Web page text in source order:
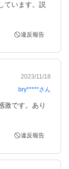
ています。説
違反報告
2023/11/18
bry*****さん
激です。あり
違反報告